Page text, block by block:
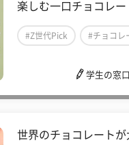
楽しむ一口チョコレ
#Z世代Pick #チョコレ
学生の窓
世界のチョコレート